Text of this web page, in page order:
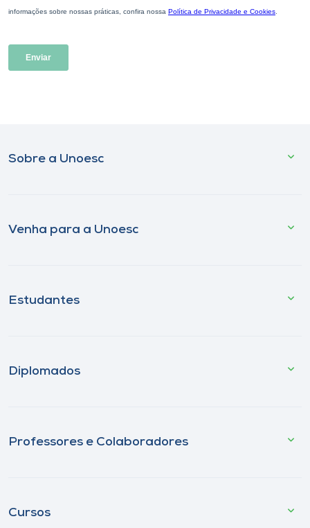
Sobre a Unoesc
Venha para a Unoesc
Estudantes
Diplomados
Professores e Colaboradores
Cursos